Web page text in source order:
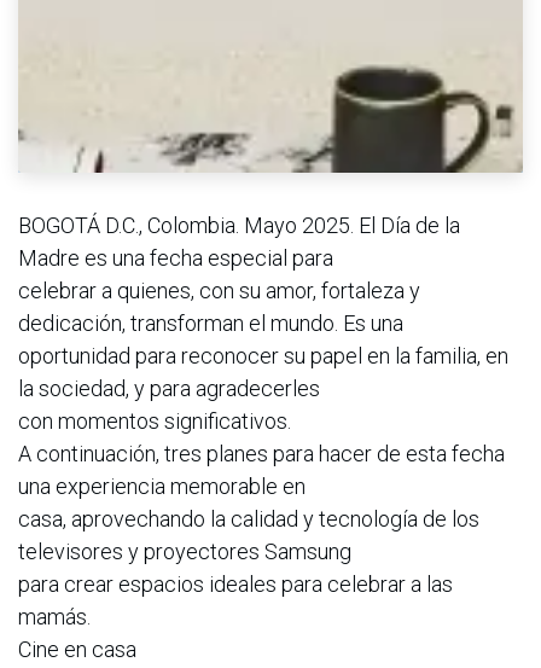
BOGOTÁ D.C., Colombia. Mayo 2025. El Día de la
Madre es una fecha especial para
celebrar a quienes, con su amor, fortaleza y
dedicación, transforman el mundo. Es una
oportunidad para reconocer su papel en la familia, en
la sociedad, y para agradecerles
con momentos significativos.
A continuación, tres planes para hacer de esta fecha
una experiencia memorable en
casa, aprovechando la calidad y tecnología de los
televisores y proyectores Samsung
para crear espacios ideales para celebrar a las
mamás.
Cine en casa